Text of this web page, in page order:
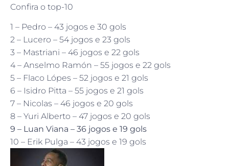
Confira o top-10
1 – Pedro – 43 jogos e 30 gols
2 – Lucero – 54 jogos e 23 gols
3 – Mastriani – 46 jogos e 22 gols
4 – Anselmo Ramón – 55 jogos e 22 gols
5 – Flaco Lópes – 52 jogos e 21 gols
6 – Isidro Pitta – 55 jogos e 21 gols
7 – Nicolas – 46 jogos e 20 gols
8 – Yuri Alberto – 47 jogos e 20 gols
9 – Luan Viana – 36 jogos e 19 gols
10 – Erik Pulga – 43 jogos e 19 gols